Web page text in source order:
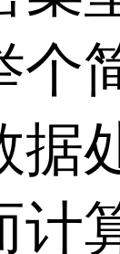
个
据
计